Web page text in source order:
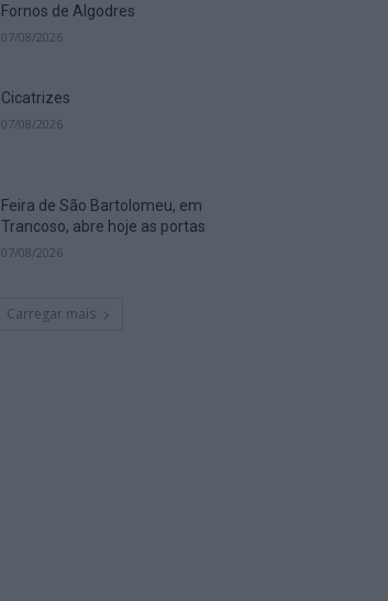
Fornos de Algodres
07/08/2026
Cicatrizes
07/08/2026
Feira de São Bartolomeu, em
Trancoso, abre hoje as portas
07/08/2026
Carregar mais